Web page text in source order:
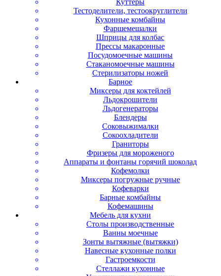
Куттеры
Тестоделители, тестоокруглители
Кухонные комбайны
Фаршемешалки
Шприцы для колбас
Прессы макаронные
Посудомоечные машины
Стаканомоечные машины
Стерилизаторы ножей
Барное
Миксеры для коктейлей
Льдокрошители
Льдогенераторы
Блендеры
Соковыжималки
Сокоохладители
Граниторы
Фризеры для мороженого
Аппараты и фонтаны горячий шоколад
Кофемолки
Миксеры погружные ручные
Кофеварки
Барные комбайны
Кофемашины
Мебель для кухни
Столы производственные
Ванны моечные
Зонты вытяжные (вытяжки)
Навесные кухонные полки
Гастроемкости
Стеллажи кухонные